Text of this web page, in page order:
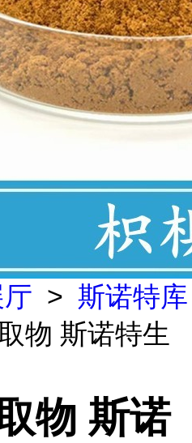
> 斯诺特库
物 斯诺特生
物 斯诺